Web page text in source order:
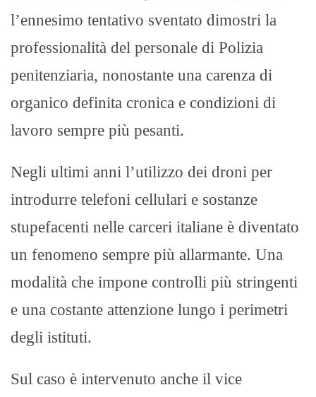
l’ennesimo tentativo sventato dimostri la
professionalità del personale di Polizia
penitenziaria, nonostante una carenza di
organico definita cronica e condizioni di
lavoro sempre più pesanti.
Negli ultimi anni l’utilizzo dei droni per
introdurre telefoni cellulari e sostanze
stupefacenti nelle carceri italiane è diventato
un fenomeno sempre più allarmante. Una
modalità che impone controlli più stringenti
e una costante attenzione lungo i perimetri
degli istituti.
Sul caso è intervenuto anche il vice